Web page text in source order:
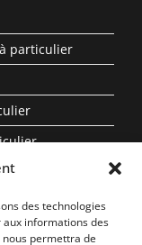
des technologies
informations des
permettra de
particulier
entre